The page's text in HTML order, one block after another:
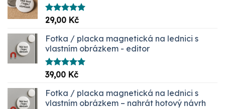
Hodnocení
5.00
29,00 Kč
Fotka / placka magnetická na lednici s
vlastním obrázkem - editor
Hodnocení
5.00
39,00 Kč
Fotka / placka magnetická na lednici s
vlastním obrázkem – nahrát hotový návrh